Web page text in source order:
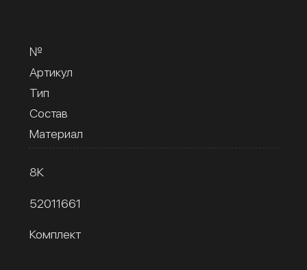
№
Артикул
Тип
Состав
Материал
8К
52011661
Комплект